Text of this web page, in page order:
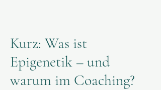
Kurz: Was ist
Epigenetik – und
warum im Coaching?